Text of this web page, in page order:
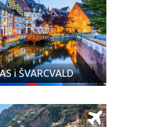
i ŠVARCVALD